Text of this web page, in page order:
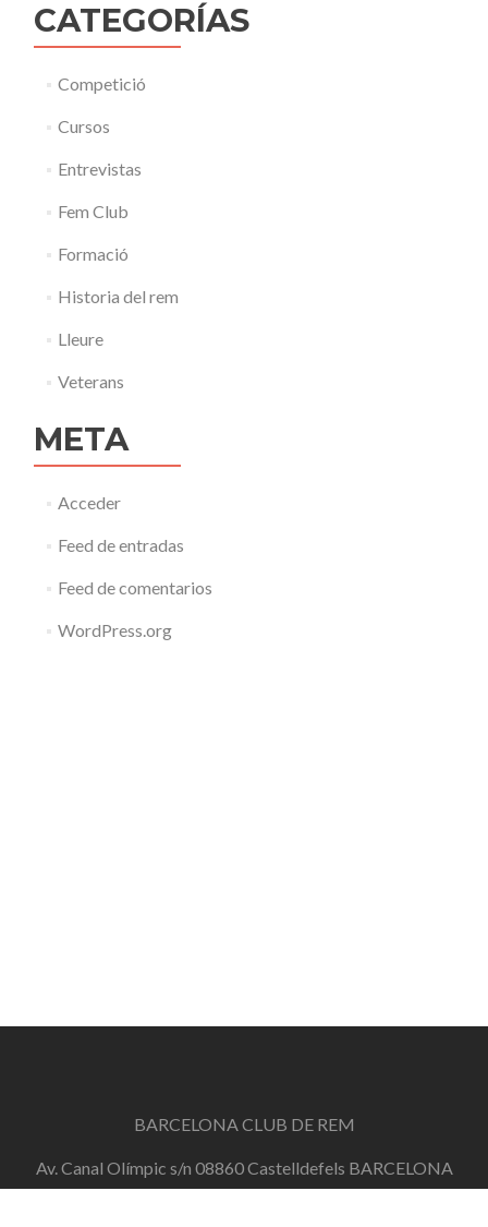
CATEGORÍAS
Competició
Cursos
Entrevistas
Fem Club
Formació
Historia del rem
Lleure
Veterans
META
Acceder
Feed de entradas
Feed de comentarios
WordPress.org
BARCELONA CLUB DE REM
Av. Canal Olímpic s/n 08860 Castelldefels BARCELONA